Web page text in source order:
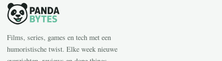
Films, series, games en tech met een
humoristische twist. Elke week nieuwe